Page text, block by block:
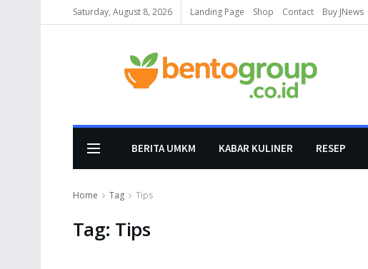
Saturday, August 8, 2026 Landing Page Shop Contact Buy JNews
BERITA UMKM KABAR KULINER RESEP
Home Tag Tips
Tag: Tips